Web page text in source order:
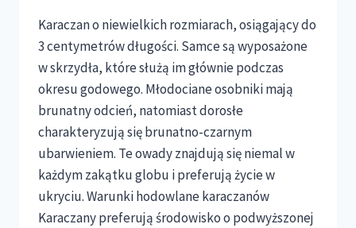
Karaczan o niewielkich rozmiarach, osiągający do
3 centymetrów długości. Samce są wyposażone
w skrzydła, które służą im głównie podczas
okresu godowego. Młodociane osobniki mają
brunatny odcień, natomiast dorosłe
charakteryzują się brunatno-czarnym
ubarwieniem. Te owady znajdują się niemal w
każdym zakątku globu i preferują życie w
ukryciu. Warunki hodowlane karaczanów
Karaczany preferują środowisko o podwyższonej